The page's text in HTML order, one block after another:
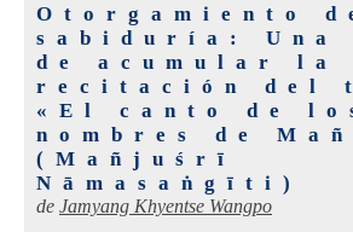
Otorgamiento
sabiduría: Una
de acumular la
recitación del
«El canto de
nombres de
(Mañjuśrī
Nāmasaṅgīti)
de Jamyang Khyentse Wangpo